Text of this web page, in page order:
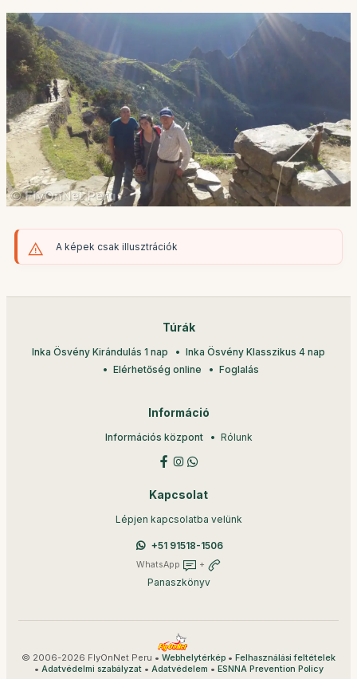
A képek csak illusztrációk
Túrák
Inka Ösvény Kirándulás 1 nap
Inka Ösvény Klasszikus 4 nap
Elérhetőség online
Foglalás
Információ
Információs központ Rólunk
Kapcsolat
Lépjen kapcsolatba velünk
+51 91518-1506
WhatsApp +
Panaszkönyv
© 2006-2026 FlyOnNet Peru • Webhelytérkép • Felhasználási feltételek
• Adatvédelmi szabályzat• Adatvédelem • ESNNA Prevention Policy